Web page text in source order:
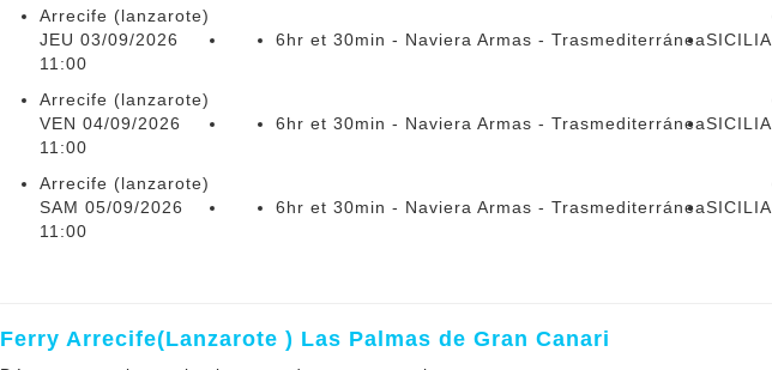
Arrecife (lanzarote)
JEU 03/09/2026
11:00
6hr et 30min - Naviera Armas - TrasmediterráneaSICILIA
Arrecife (lanzarote)
VEN 04/09/2026
11:00
6hr et 30min - Naviera Armas - TrasmediterráneaSICILIA
Arrecife (lanzarote)
SAM 05/09/2026
11:00
6hr et 30min - Naviera Armas - TrasmediterráneaSICILIA
Ferry Arrecife(Lanzarote ) Las Palmas de Gran Canari